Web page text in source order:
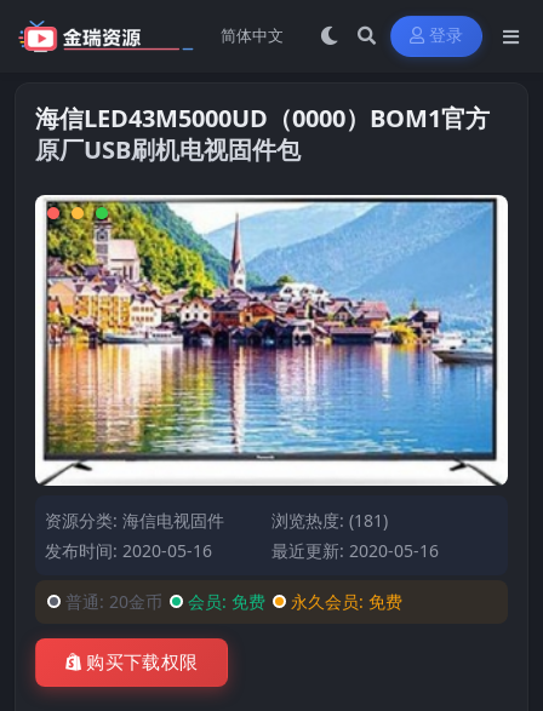
登录
海信LED43M5000UD（0000）BOM1官方
原厂USB刷机电视固件包
资源分类: 海信电视固件
浏览热度: (181)
发布时间: 2020-05-16
最近更新: 2020-05-16
普通: 20金币 会员: 免费 永久会员: 免费
购买下载权限